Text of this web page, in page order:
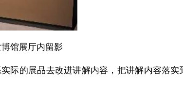
馆展厅内留影
的展品去改进讲解内容，把讲解内容落实